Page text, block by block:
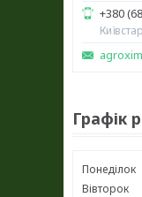
+380
Київстар
Графік
Понеділок
Вівторок